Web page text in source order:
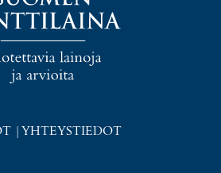
YHTEYSTIEDOT